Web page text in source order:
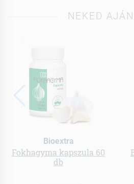
NEKED
Bioextra
Fokhagyma kapszula 60
db